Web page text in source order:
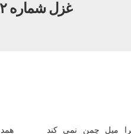
غزل شماره ۱۹۲
میل چمن نمی کند